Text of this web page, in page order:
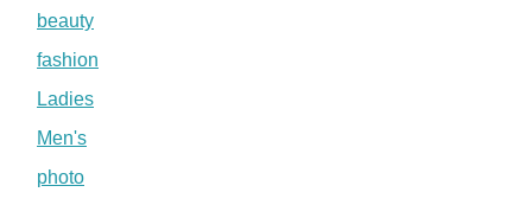
beauty
fashion
Ladies
Men's
photo